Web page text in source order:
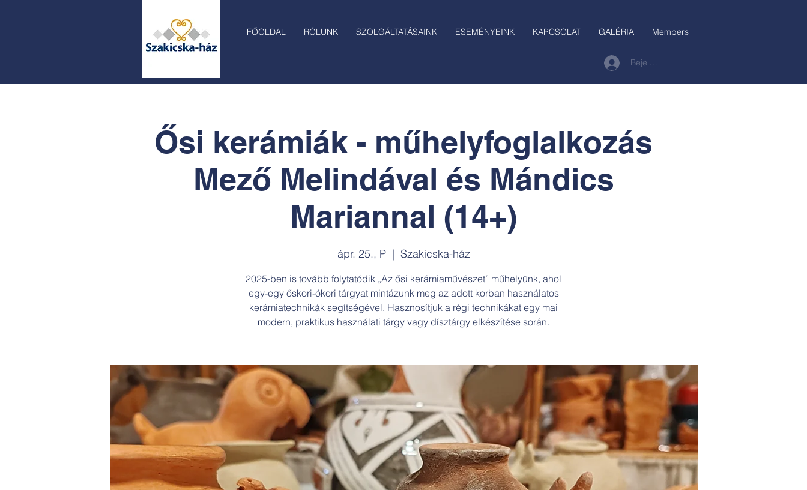
FŐOLDAL RÓLUNK SZOLGÁLTATÁSAINK ESEMÉNYEINK KAPCSOLAT GALÉRIA Members
Bejelentkezés
Ősi kerámiák - műhelyfoglalkozás
Mező Melindával és Mándics
Mariannal (14+)
ápr. 25., P
  |
Szakicska-ház
2025-ben is tovább folytatódik „Az ősi kerámiaművészet” műhelyünk, ahol
egy-egy őskori-ókori tárgyat mintázunk meg az adott korban használatos
kerámiatechnikák segítségével. Hasznosítjuk a régi technikákat egy mai
modern, praktikus használati tárgy vagy dísztárgy elkészítése során.